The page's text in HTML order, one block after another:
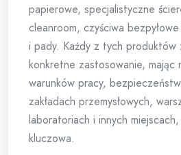
papierowe, specjalistyczne
cleanroom, czyściwa
i pady. Każdy z tych produktów
konkretne zastosowanie, mając
warunków pracy,
zakładach przemysłowych,
laboratoriach i innych
kluczowa.